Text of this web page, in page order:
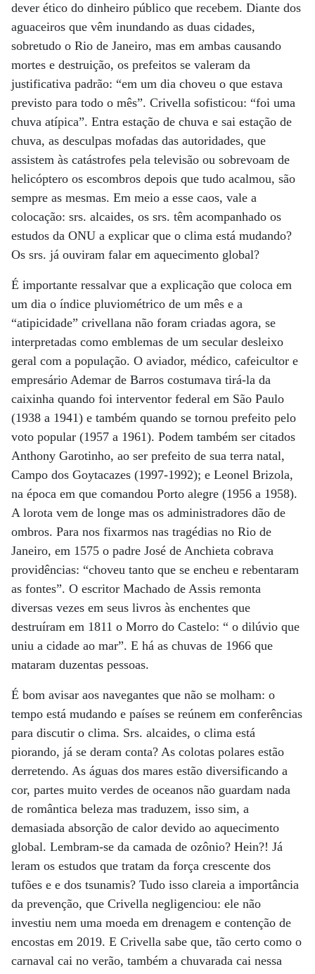
dever ético do dinheiro público que recebem. Diante dos
aguaceiros que vêm inundando as duas cidades,
sobretudo o Rio de Janeiro, mas em ambas causando
mortes e destruição, os prefeitos se valeram da
justificativa padrão: “em um dia choveu o que estava
previsto para todo o mês”. Crivella sofisticou: “foi uma
chuva atípica”. Entra estação de chuva e sai estação de
chuva, as desculpas mofadas das autoridades, que
assistem às catástrofes pela televisão ou sobrevoam de
helicóptero os escombros depois que tudo acalmou, são
sempre as mesmas. Em meio a esse caos, vale a
colocação: srs. alcaides, os srs. têm acompanhado os
estudos da ONU a explicar que o clima está mudando?
Os srs. já ouviram falar em aquecimento global?
É importante ressalvar que a explicação que coloca em
um dia o índice pluviométrico de um mês e a
“atipicidade” crivellana não foram criadas agora, se
interpretadas como emblemas de um secular desleixo
geral com a população. O aviador, médico, cafeicultor e
empresário Ademar de Barros costumava tirá-la da
caixinha quando foi interventor federal em São Paulo
(1938 a 1941) e também quando se tornou prefeito pelo
voto popular (1957 a 1961). Podem também ser citados
Anthony Garotinho, ao ser prefeito de sua terra natal,
Campo dos Goytacazes (1997-1992); e Leonel Brizola,
na época em que comandou Porto alegre (1956 a 1958).
A lorota vem de longe mas os administradores dão de
ombros. Para nos fixarmos nas tragédias no Rio de
Janeiro, em 1575 o padre José de Anchieta cobrava
providências: “choveu tanto que se encheu e rebentaram
as fontes”. O escritor Machado de Assis remonta
diversas vezes em seus livros às enchentes que
destruíram em 1811 o Morro do Castelo: “ o dilúvio que
uniu a cidade ao mar”. E há as chuvas de 1966 que
mataram duzentas pessoas.
É bom avisar aos navegantes que não se molham: o
tempo está mudando e países se reúnem em conferências
para discutir o clima. Srs. alcaides, o clima está
piorando, já se deram conta? As colotas polares estão
derretendo. As águas dos mares estão diversificando a
cor, partes muito verdes de oceanos não guardam nada
de romântica beleza mas traduzem, isso sim, a
demasiada absorção de calor devido ao aquecimento
global. Lembram-se da camada de ozônio? Hein?! Já
leram os estudos que tratam da força crescente dos
tufões e e dos tsunamis? Tudo isso clareia a importância
da prevenção, que Crivella negligenciou: ele não
investiu nem uma moeda em drenagem e contenção de
encostas em 2019. E Crivella sabe que, tão certo como o
carnaval cai no verão, também a chuvarada cai nessa